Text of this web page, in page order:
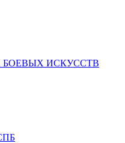
ИСКУССТВ